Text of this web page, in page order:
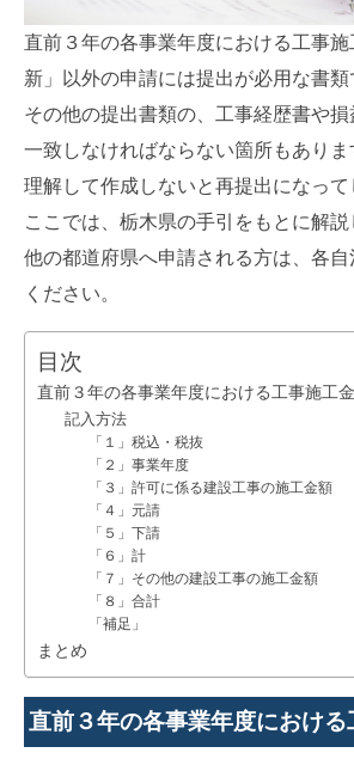
直前３年の各事業年度における工事施
新」以外の申請には提出が必用な書類
その他の提出書類の、工事経歴書や
一致しなければならない箇所もあり
理解して作成しないと再提出になって
ここでは、栃木県の手引をもとに解説
他の都道府県へ申請される方は、各
ください。
目次
直前３年の各事業年度における工事施工
記入方法
「１」税込・税抜
「２」事業年度
「３」許可に係る建設工事の施工金額
「４」元請
「５」下請
「６」計
「７」その他の建設工事の施工金額
「８」合計
「補足」
まとめ
直前３年の各事業年度におけ